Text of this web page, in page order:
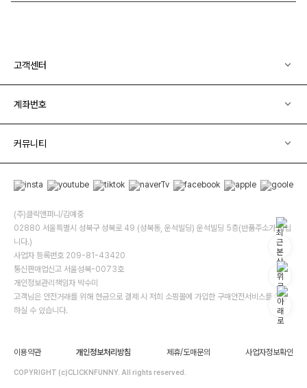
고객센터
계좌번호
커뮤니티
(주)클릭앤퍼니/김예중
02880 서울특별시 성북구 성북로 49 (성북동, 운석빌딩) 운석빌딩 5층(반품주소가 아닙
니다.)
사업자 등록번호 209-81-43420
통신판매업신고 서울성북-0073호
개인정보관리책임자 박수미
고객님은 안전거래를 위해 현금으로 결제 시 저희 소핑몰에 가입한 구매안전서비스를 이용
하실 수 있습니다.
이용약관 개인정보처리방침 제휴/도매문의 사업자정보확인
COPYRIGHT (c)CLICKNFUNNY. All rights reserved.